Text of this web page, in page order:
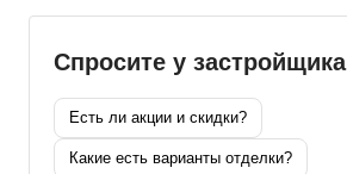
Спросите у застройщика
Есть ли акции и скидки?
Какие есть варианты отделки?